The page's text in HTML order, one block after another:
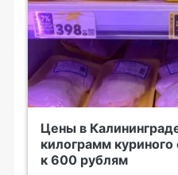
Цены в
килограмм
к 600 рублям